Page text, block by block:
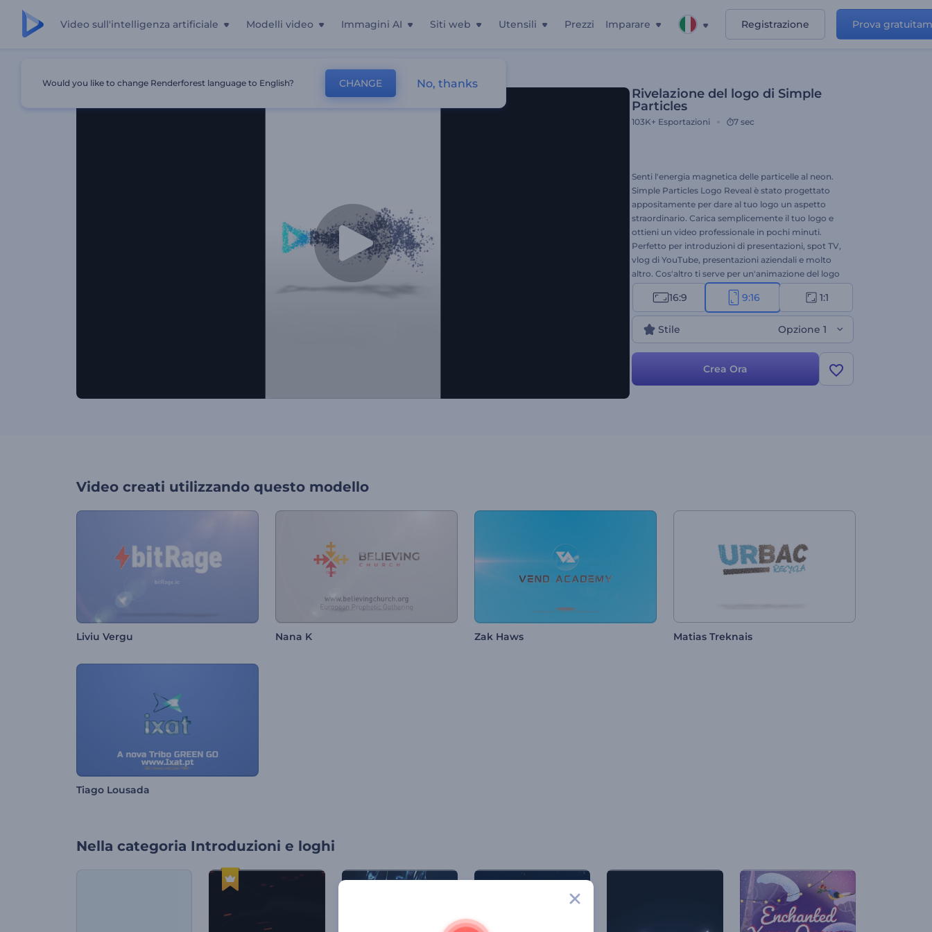
Video sull'intelligenza artificiale Modelli video Immagini AI Siti web Utensili Prezzi Imparare Registrazione Prova
Rivelazione del logo di Simple
Particles
103K+ Esportazioni 7 sec
Senti l'energia magnetica delle particelle al neon.
Simple Particles Logo Reveal è stato progettato
appositamente per dare al tuo logo un aspetto
straordinario. Carica semplicemente il tuo logo e
ottieni un video professionale in pochi minuti.
Perfetto per introduzioni di presentazioni, spot TV,
vlog di YouTube, presentazioni aziendali e molto
altro. Cos'altro ti serve per un'animazione del logo
perfetta? Crea la tua storia di Instagram in pochi
secondi. È gratis!
16:9 9:16 1:1
Stile Opzione 1
Crea Ora
Video creati utilizzando questo modello
Liviu Vergu Nana K Zak Haws Matias Treknais
Tiago Lousada
Nella categoria Introduzioni e loghi
Would you like to change Renderforest language to English? CHANGE No, thanks